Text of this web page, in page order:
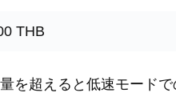
THB
を超えると低速モード